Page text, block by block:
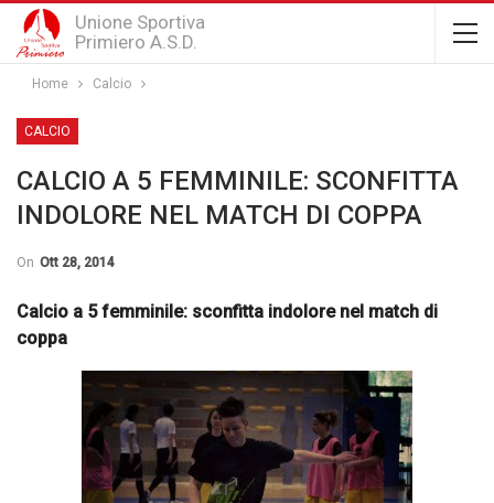
Unione Sportiva
Primiero A.S.D.
Home Calcio
CALCIO
CALCIO A 5 FEMMINILE: SCONFITTA
INDOLORE NEL MATCH DI COPPA
On Ott 28, 2014
Calcio a 5 femminile: sconfitta indolore nel match di
coppa